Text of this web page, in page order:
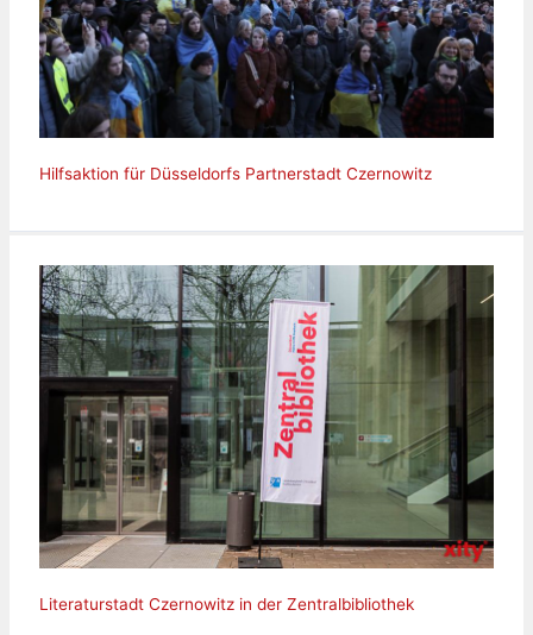
Hilfsaktion für Düsseldorfs Partnerstadt Czernowitz
Literaturstadt Czernowitz in der Zentralbibliothek